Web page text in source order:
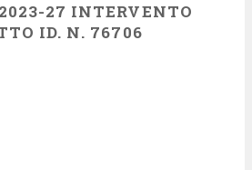
27 INTERVENTO
ID. N. 76706